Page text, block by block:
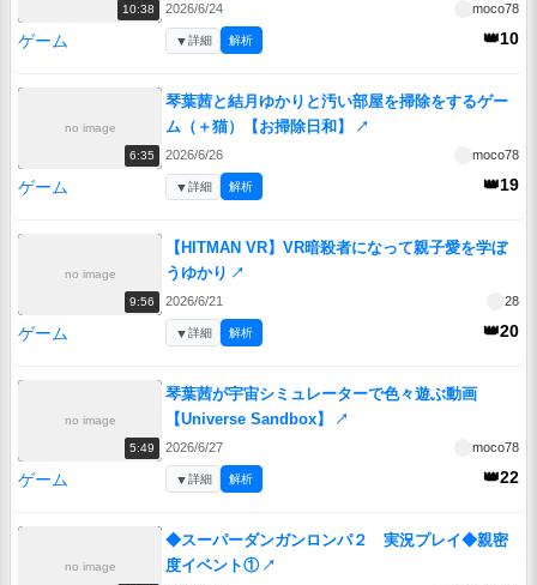
10:38 2026/6/24 moco78
ゲーム 👑10
▼詳細 解析
no image
6:35
琴葉茜と結月ゆかりと汚い部屋を掃除をするゲー
ム（＋猫）【お掃除日和】
↗
2026/6/26 moco78
ゲーム 👑19
▼詳細 解析
no image
9:56
【HITMAN VR】VR暗殺者になって親子愛を学ぼ
うゆかり ↗
2026/6/21 28
ゲーム 👑20
▼詳細 解析
no image
5:49
琴葉茜が宇宙シミュレーターで色々遊ぶ動画
【Universe Sandbox】
↗
2026/6/27 moco78
ゲーム 👑22
▼詳細 解析
no image
◆スーパーダンガンロンパ２ 実況プレイ◆親密
度イベント① ↗